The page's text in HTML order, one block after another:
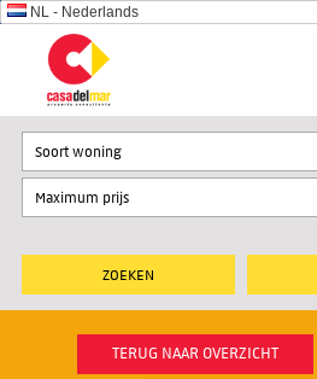
NL - Nederlands
Soort woning
TERUG NAAR OVERZICHT